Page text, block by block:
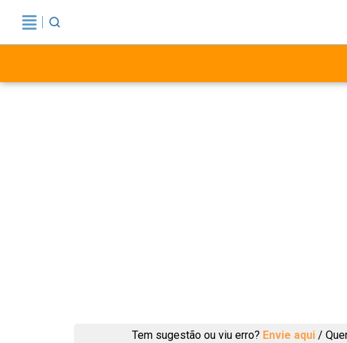
Tem sugestão ou viu erro? Envie aqui /